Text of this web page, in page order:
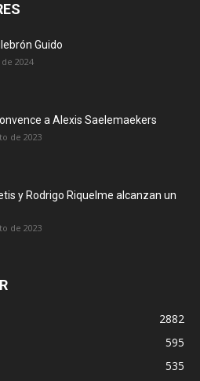
Guido
2024
a Alexis Saelemaekers
de 2023
y Rodrigo Riquelme alcanzan un
de 2023
2882
595
535